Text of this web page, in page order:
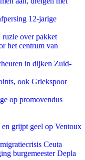
12-jarige
ruzie over pakket
het centrum van
in dijken Zuid-
ook Griekspoor
op promovendus
grijpt geel op Ventoux
Ceuta
burgemeester Depla